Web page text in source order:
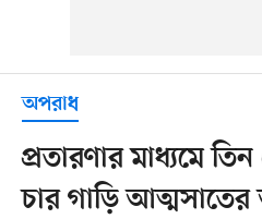
অপরাধ
প্রতারণার মাধ্যমে
চার গাড়ি আত্মসাতের